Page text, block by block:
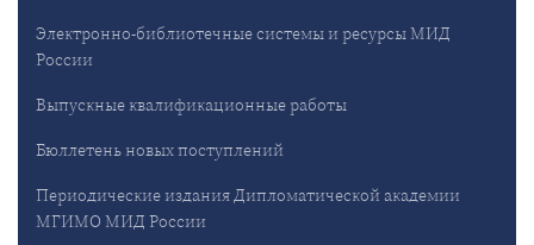
Электронно-библиотечные системы и ресурсы МИД
России
Выпускные квалификационные работы
Бюллетень новых поступлений
Периодические издания Дипломатической академии
МГИМО МИД России